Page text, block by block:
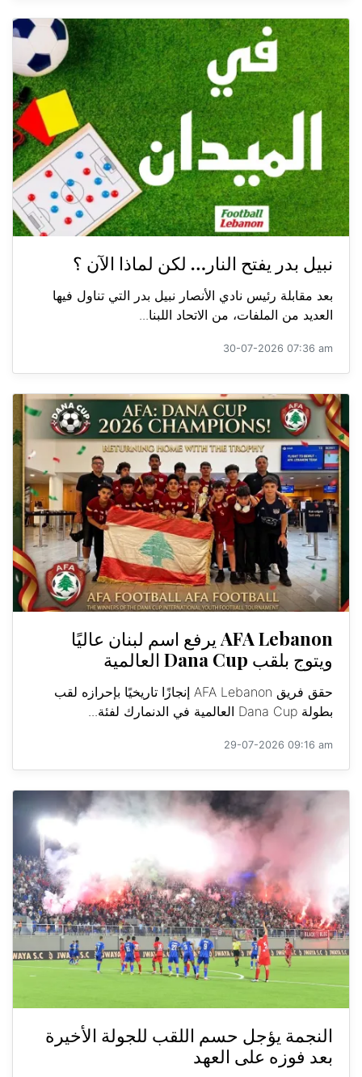
نبيل بدر يفتح النار… لكن لماذا الآن ؟
بعد مقابلة رئيس نادي الأنصار نبيل بدر التي تناول فيها
العديد من الملفات، من الاتحاد اللبنا...
30-07-2026 07:36 am
AFA Lebanon يرفع اسم لبنان عاليًا
ويتوج بلقب Dana Cup العالمية
حقق فريق AFA Lebanon إنجازًا تاريخيًا بإحرازه لقب
بطولة Dana Cup العالمية في الدنمارك لفئة...
29-07-2026 09:16 am
النجمة يؤجل حسم اللقب للجولة الأخيرة
بعد فوزه على العهد